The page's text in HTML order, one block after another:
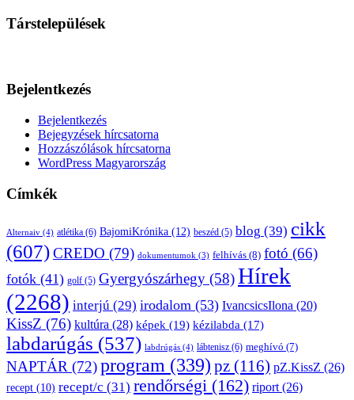
Társtelepülések
Bejelentkezés
Bejelentkezés
Bejegyzések hírcsatorna
Hozzászólások hírcsatorna
WordPress Magyarország
Címkék
Alternaiv (4) atlétika (6) BajomiKrónika (12) beszéd (5) blog (39) cikk
(607)CREDO (79) dokumentumok (3) felhívás (8) fotó (66)
fotók (41) golf (5) Gyergyószárhegy (58)Hírek
(2268) interjú (29) irodalom (53) IvancsicsIlona (20)
KissZ (76) kultúra (28) képek (19) kézilabda (17)
labdarúgás (537) labdrúgás (4) lábtenisz (6) meghívó (7)
NAPTÁR (72)program (339) pz (116) pZ.KissZ (26)
recept (10) recept/c (31) rendőrségi (162) riport(26)